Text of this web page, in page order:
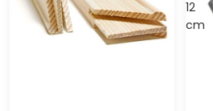
12
cm